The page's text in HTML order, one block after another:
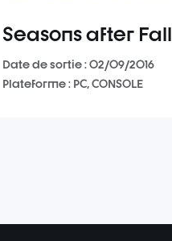
Seasons after Fall
Date de sortie : 02/09/2016
Plateforme : PC, CONSOLE